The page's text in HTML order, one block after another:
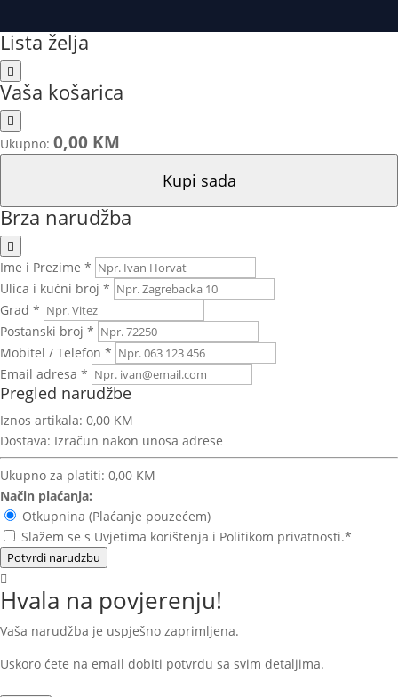
Lista želja
Vaša košarica
Ukupno: 0,00 KM
Kupi sada
Brza narudžba
Ime i Prezime *
Ulica i kućni broj *
Grad *
Postanski broj *
Mobitel / Telefon *
Email adresa *
Pregled narudžbe
Iznos artikala: 0,00 KM
Dostava: Izračun nakon unosa adrese
Ukupno za platiti: 0,00 KM
Način plaćanja:
Otkupnina (Plaćanje pouzećem)
Slažem se s Uvjetima korištenja i Politikom privatnosti.*
Potvrdi narudzbu
Hvala na povjerenju!
Vaša narudžba je uspješno zaprimljena.
Uskoro ćete na email dobiti potvrdu sa svim detaljima.